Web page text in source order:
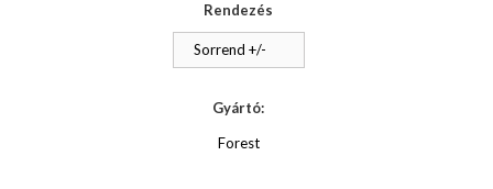
Rendezés
Sorrend +/-
Gyártó:
Forest